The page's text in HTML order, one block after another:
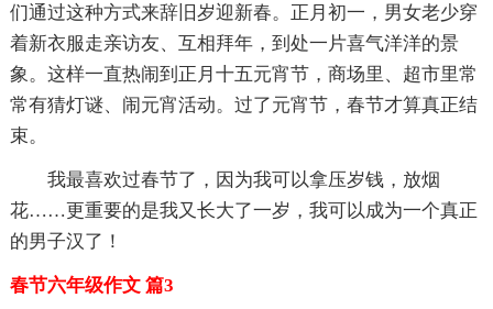
们通过这种方式来辞旧岁迎新春。正月初一，男女老少穿
着新衣服走亲访友、互相拜年，到处一片喜气洋洋的景
象。这样一直热闹到正月十五元宵节，商场里、超市里常
常有猜灯谜、闹元宵活动。过了元宵节，春节才算真正结
束。
我最喜欢过春节了，因为我可以拿压岁钱，放烟
花……更重要的是我又长大了一岁，我可以成为一个真正
的男子汉了！
春节六年级作文 篇3